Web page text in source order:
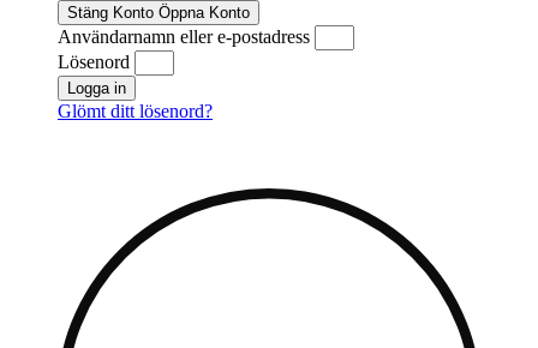
Stäng Konto Öppna Konto
Användarnamn eller e-postadress
Lösenord
Logga in
Glömt ditt lösenord?